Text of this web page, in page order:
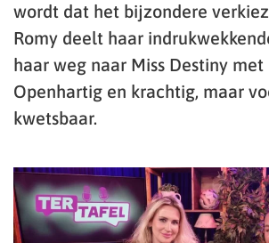
wordt dat het bijzondere
Romy deelt haar
haar weg naar Miss Destiny met
Openhartig en krachtig, maar
kwetsbaar.